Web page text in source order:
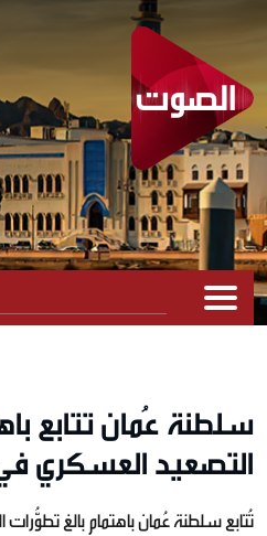
سلطنة عُمان تتابع
التصعيد العسكري
تُتابع سلطنة عُمان باهتمام بالغ